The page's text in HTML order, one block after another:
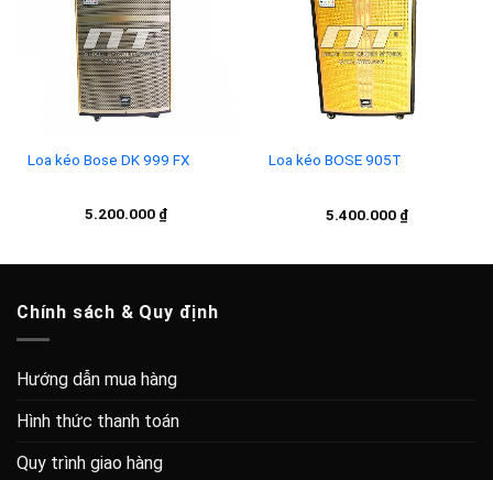
Loa kéo Bose DK 999 FX
5.200.000 ₫
Loa kéo BOSE 905T
5.400.000 ₫
Chính sách & Quy định
Hướng dẫn mua hàng
Hình thức thanh toán
Quy trình giao hàng